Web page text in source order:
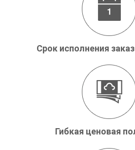
Срок исполнения
Гибкая ценовая